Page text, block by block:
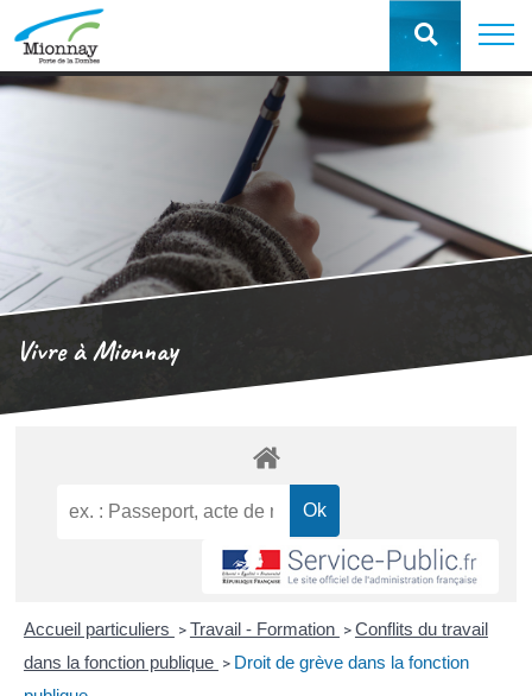
Vivre à Mionnay
Accueil particuliers > Travail - Formation > Conflits du travail
dans la fonction publique > Droit de grève dans la fonction